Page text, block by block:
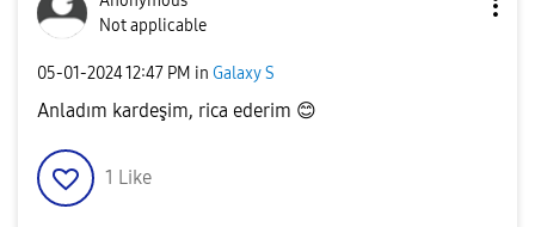
Not applicable
‎05-01-202412:47 PM in Galaxy S
Anladım kardeşim, rica ederim 😊
1 Like